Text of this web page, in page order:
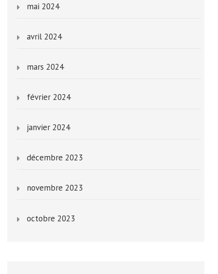
mai 2024
avril 2024
mars 2024
février 2024
janvier 2024
décembre 2023
novembre 2023
octobre 2023